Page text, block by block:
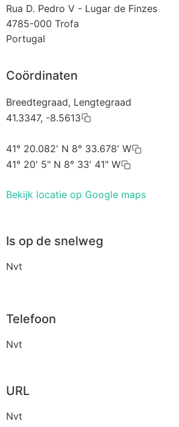
Rua D. Pedro V - Lugar de Finzes
4785-000 Trofa
Portugal
Coördinaten
Breedtegraad, Lengtegraad
41.3347, -8.5613
41° 20.082' N 8° 33.678' W
41° 20' 5" N 8° 33' 41" W
Bekijk locatie op Google maps
Is op de snelweg
Nvt
Telefoon
Nvt
URL
Nvt